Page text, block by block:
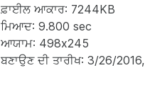
ਫ਼ਾਈਲ ਆਕਾਰ: 7244KB
ਮਿਆਦ: 9.800 sec
ਆਯਾਮ: 498x245
ਬਣਾਉਣ ਦੀ ਤਾਰੀਖ: 3/26/2016,